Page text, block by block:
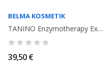
BELMA KOSMETIK
TANINO Enzymotherapy Excellence Power Shot Soin 15ml
39,50 €